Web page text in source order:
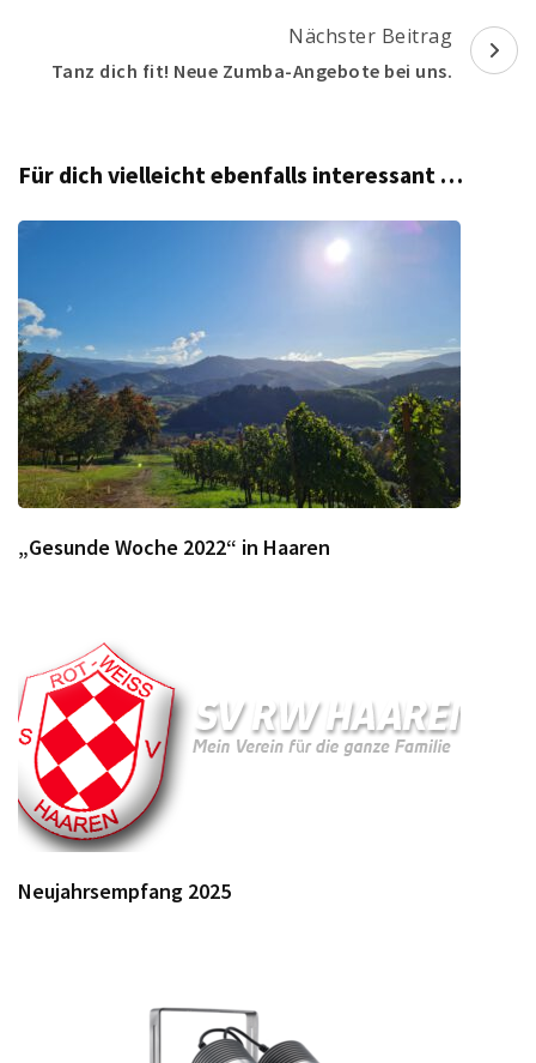
Nächster Beitrag
Tanz dich fit! Neue Zumba-Angebote bei uns.
Für dich vielleicht ebenfalls interessant …
„Gesunde Woche 2022“ in Haaren
Neujahrsempfang 2025